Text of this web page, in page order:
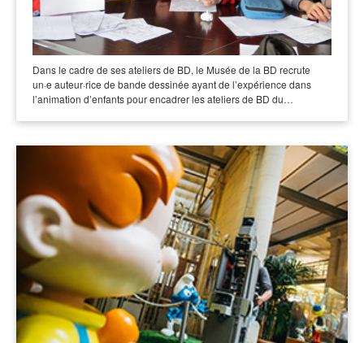
Dans le cadre de ses ateliers de BD, le Musée de la BD recrute
un·e auteur·rice de bande dessinée ayant de l’expérience dans
l’animation d’enfants pour encadrer les ateliers de BD du…